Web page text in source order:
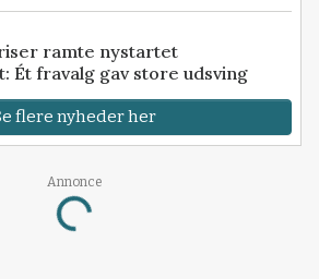
ramte nystartet
Ét fravalg gav store udsving
flere nyheder her
Annonce
Loading...